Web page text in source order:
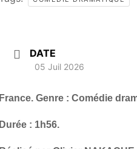
DATE
05 Juil 2026
France. Genre : Comédie
Durée : 1h56.